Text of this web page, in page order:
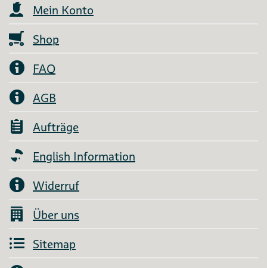
Mein Konto
Shop
FAQ
AGB
Aufträge
English Information
Widerruf
Über uns
Sitemap